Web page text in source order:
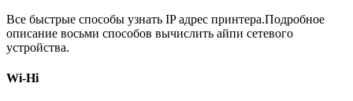
Все быстрые способы узнать IP адрес принтера.Подробное
описание восьми способов вычислить айпи сетевого
устройства.
Wi-Hi